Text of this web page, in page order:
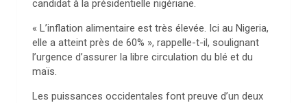
candidat à la présidentielle nigériane.
« L’inflation alimentaire est très élevée. Ici au Nigeria,
elle a atteint près de 60% », rappelle-t-il, soulignant
l’urgence d’assurer la libre circulation du blé et du
maïs.
Les puissances occidentales font preuve d’un deux